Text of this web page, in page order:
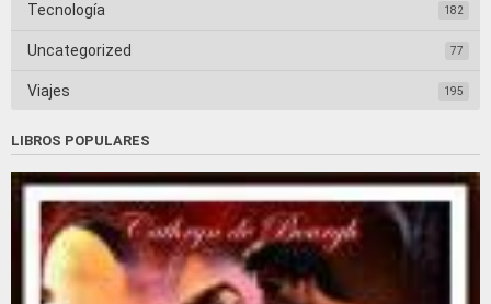
Tecnología 182
Uncategorized 77
Viajes 195
LIBROS POPULARES